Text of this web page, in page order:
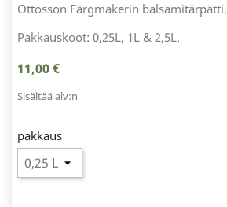
Ottosson Färgmakerin balsamitärpätti.
Pakkauskoot: 0,25L, 1L & 2,5L.
11,00 €
Sisältää alv:n
pakkaus